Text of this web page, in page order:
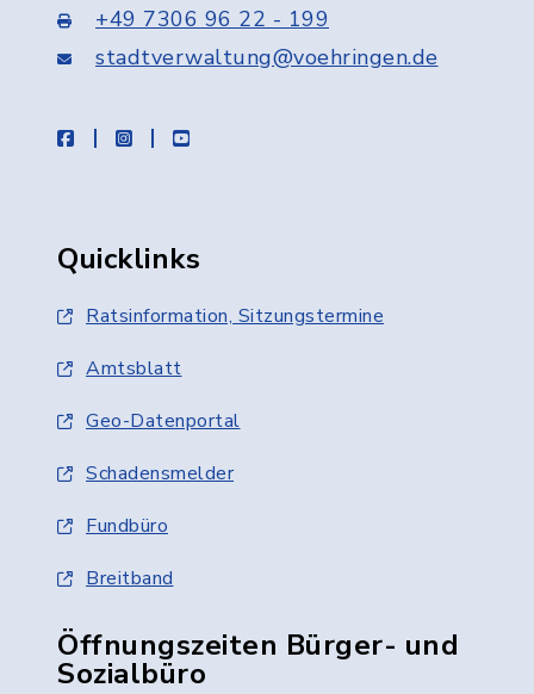
+49 7306 96 22 - 199
stadtverwaltung@voehringen.de
facebookinstagramyoutube
Quicklinks
Ratsinformation, Sitzungstermine
Amtsblatt
Geo-Datenportal
Schadensmelder
Fundbüro
Breitband
Öffnungszeiten Bürger- und
Sozialbüro